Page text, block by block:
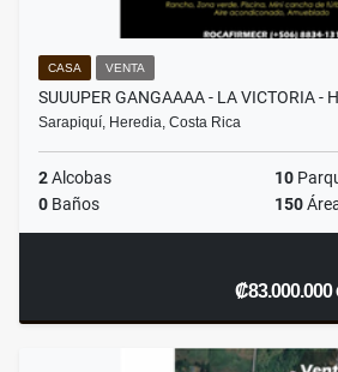
CASA VENTA
SUUUPER GANGAAAA - LA VICTORIA -
Sarapiquí, Heredia, Costa Rica
2Alcobas 10
0 Baños 150
₡83.000.000